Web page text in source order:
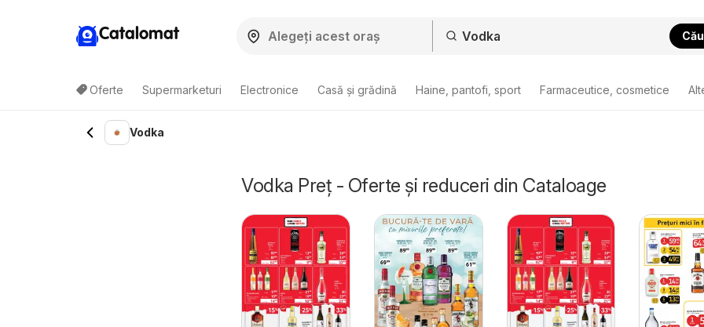
Catalomat
Oferte Supermarketuri Electronice Casă și grădină Haine, pantofi, sport Farmaceutice, cosmetice
Vodka
Vodka Preț - Oferte și reduceri din Cataloage